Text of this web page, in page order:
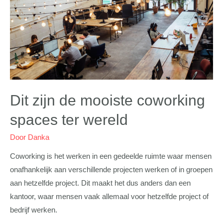
Dit zijn de mooiste coworking
spaces ter wereld
Door Danka
Coworking is het werken in een gedeelde ruimte waar mensen
onafhankelijk aan verschillende projecten werken of in groepen
aan hetzelfde project. Dit maakt het dus anders dan een
kantoor, waar mensen vaak allemaal voor hetzelfde project of
bedrijf werken.